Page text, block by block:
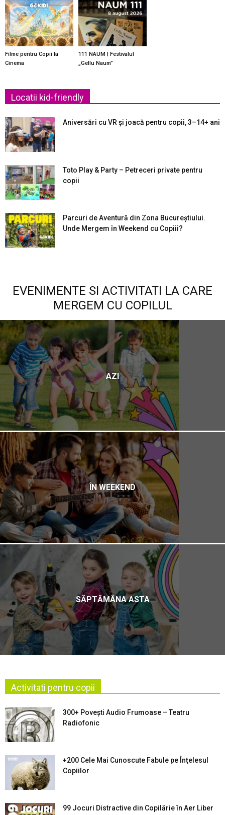
Filme pentru Copii la
Cinema
111 NAUM | Festivalul
„Gellu Naum”
Locatii kid-friendly
Aniversări cu VR și joacă pentru copii, 3–14+ ani
Toto Play & Party – Petreceri private pentru
copii
Parcuri de Aventură din Zona Bucureştiului.
Unde Mergem în Weekend cu Copiii?
EVENIMENTE SI ACTIVITATI LA CARE
MERGEM CU COPILUL
AZI
ÎN WEEKEND
SĂPTĂMÂNA ASTA
Activitati pentru copii
300+ Povești Audio Frumoase – Teatru
Radiofonic
+200 Cele Mai Cunoscute Fabule pe Înţelesul
Copiilor
99 Jocuri Distractive din Copilărie în Aer Liber